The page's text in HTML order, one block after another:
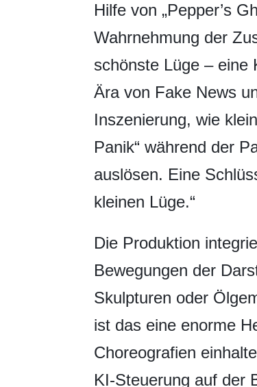
Hilfe von „Pepper’s
Wahrnehmung der
schönste Lüge – eine
Ära von Fake News
Inszenierung, wie
Panik“ während der
auslösen. Eine
kleinen Lüge.“
Die Produktion
Bewegungen der
Skulpturen oder
ist das eine enorme
Choreografien
KI-Steuerung auf der